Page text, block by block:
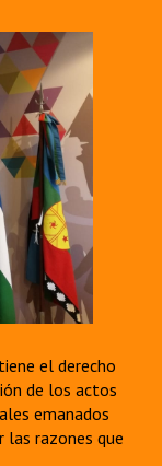
el derecho
de los actos
emanados
las razones que